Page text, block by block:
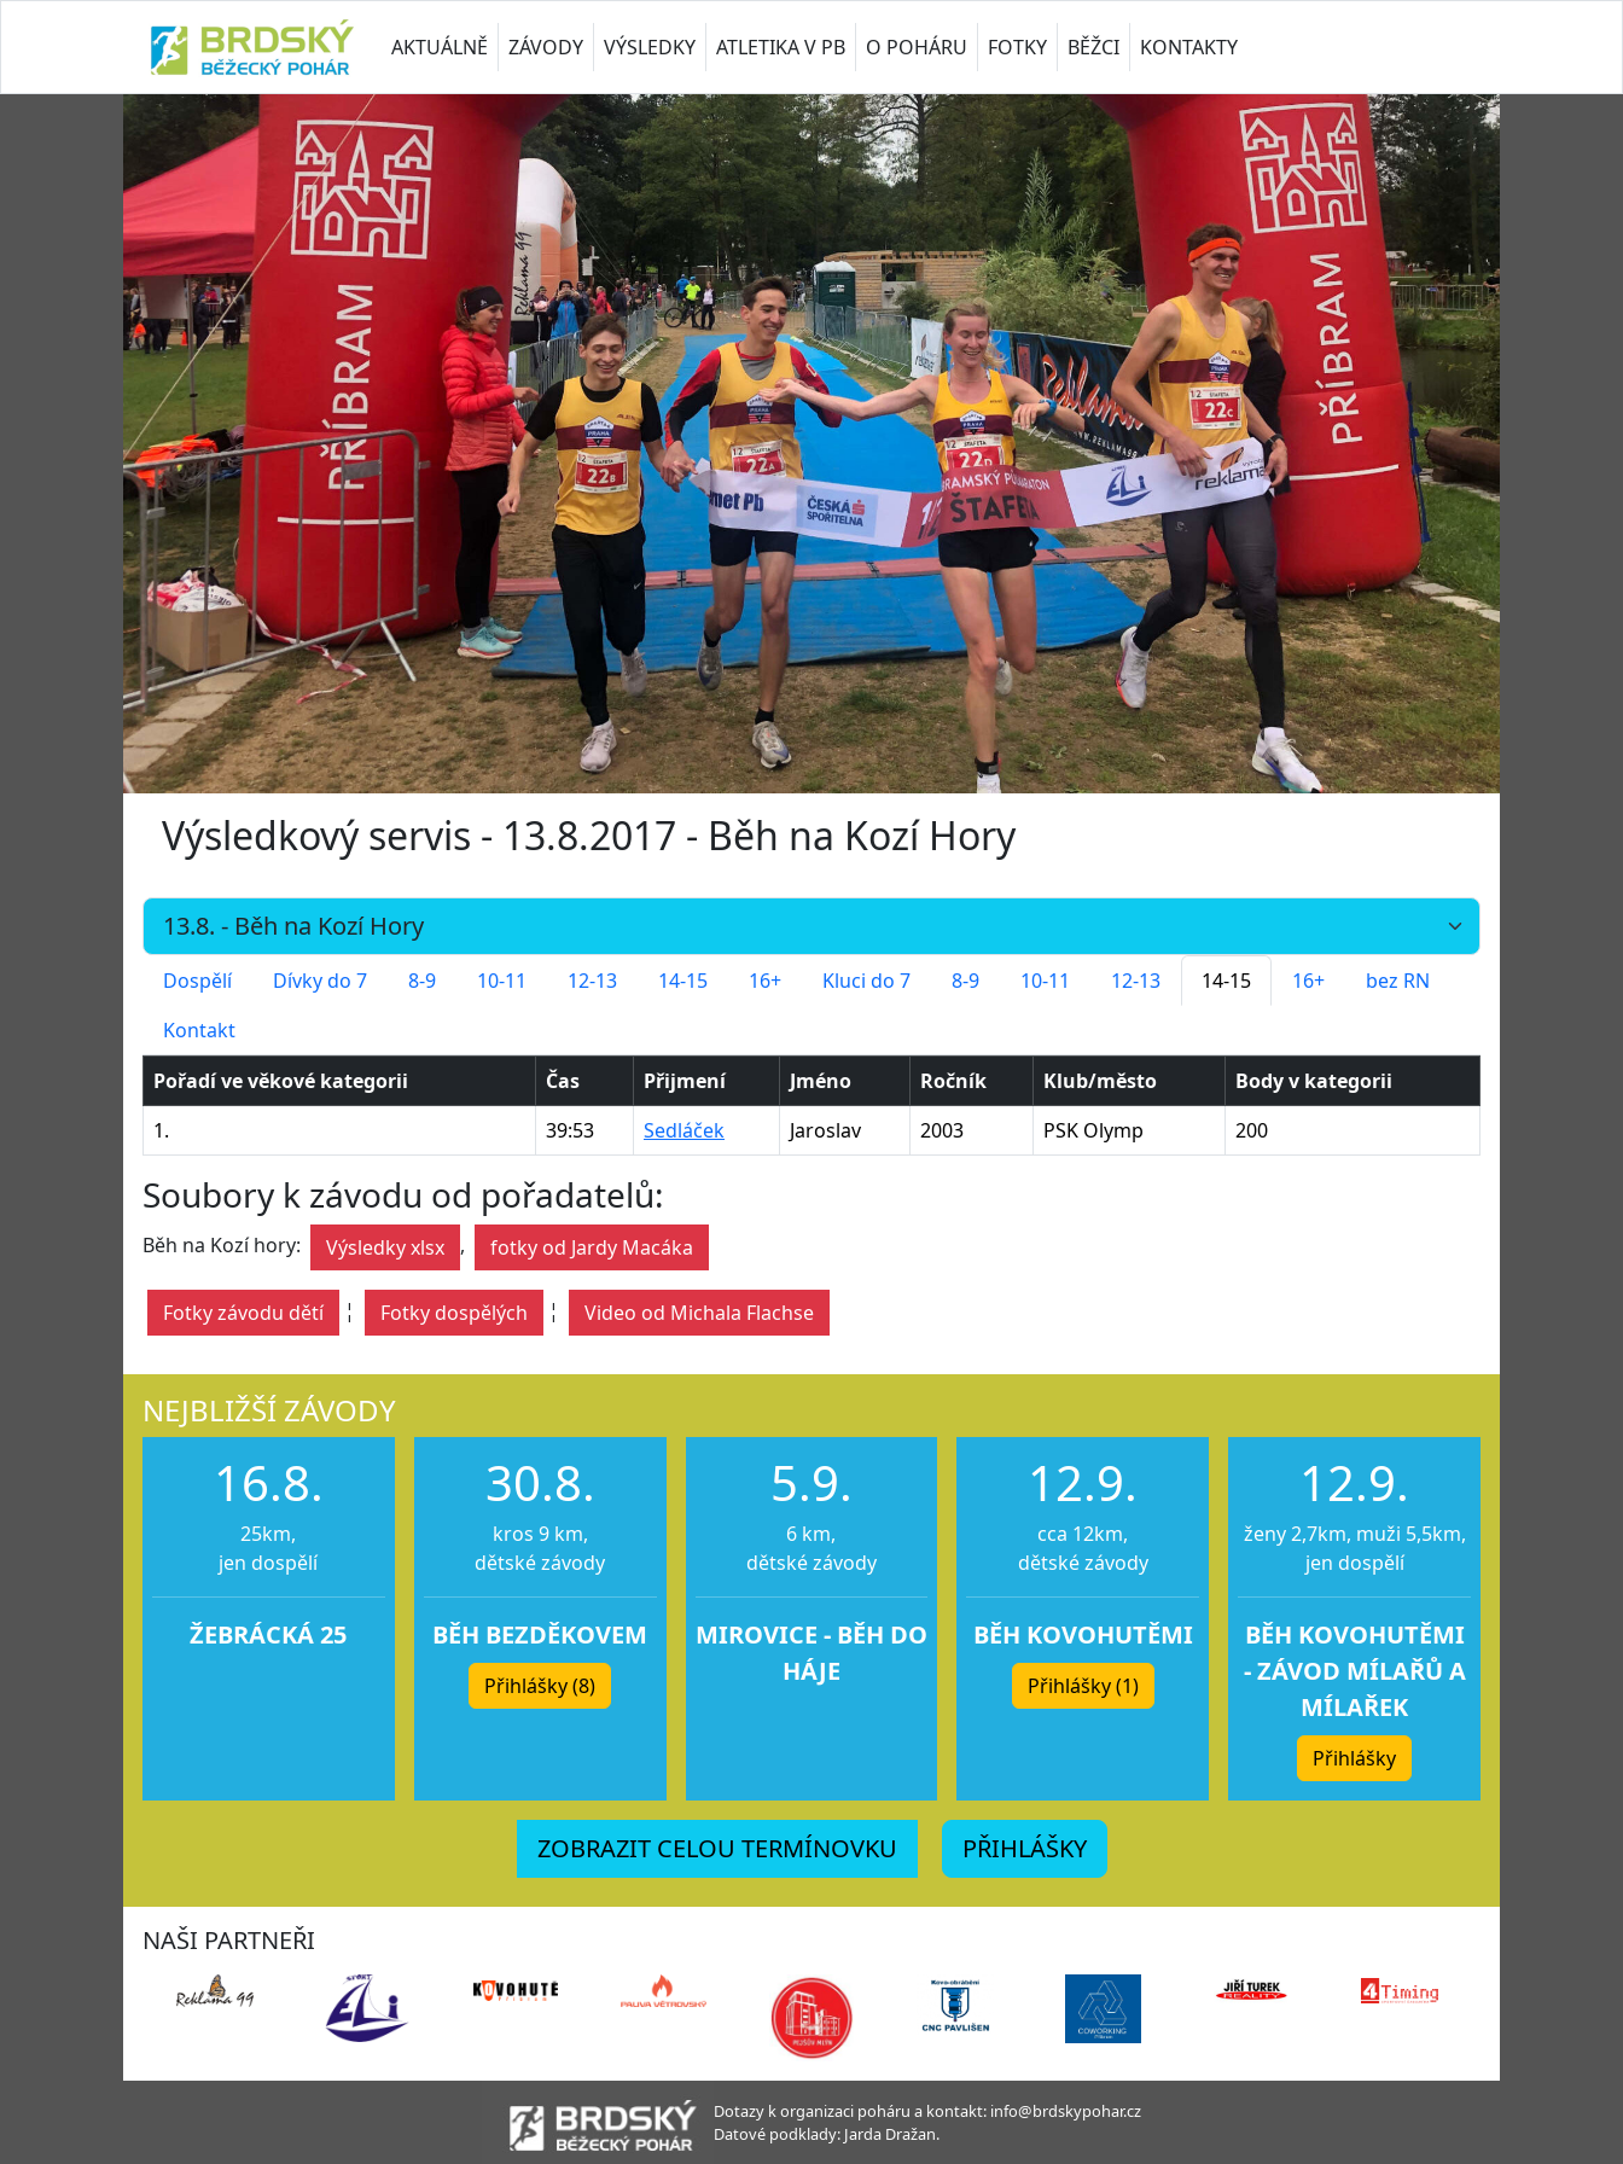
AKTUÁLNĚ ZÁVODY VÝSLEDKY ATLETIKA V PB O POHÁRU FOTKY BĚŽCI KONTAKTY
Výsledkový servis - 13.8.2017 - Běh na Kozí Hory
Dospělí Dívky do 7 8-9 10-11 12-13 14-15 16+ Kluci do 7 8-9 10-11 12-13 14-15 16+
bez RN
Kontakt
Pořadí ve věkové kategorii
Čas Přijmení Jméno Ročník Klub/město
Body v kategorii
1.
39:53 Sedláček Jaroslav 2003 PSK Olymp 200
Soubory k závodu od pořadatelů:
Běh na Kozí hory: Výsledky xlsx , fotky od Jardy Macáka
Fotky závodu dětí ¦ Fotky dospělých ¦ Video od Michala Flachse
NEJBLIŽŠÍ ZÁVODY
16.8.
25km,
jen dospělí
ŽEBRÁCKÁ 25
30.8.
kros 9 km,
dětské závody
BĚH BEZDĚKOVEM
Přihlášky (8)
5.9.
6 km,
dětské závody
MIROVICE - BĚH DO
HÁJE
12.9.
cca 12km,
dětské závody
BĚH KOVOHUTĚMI
Přihlášky (1)
12.9.
ženy 2,7km, muži 5,5km,
jen dospělí
BĚH KOVOHUTĚMI
- ZÁVOD MÍLAŘŮ A
MÍLAŘEK
Přihlášky
ZOBRAZIT CELOU TERMÍNOVKU PŘIHLÁŠKY
NAŠI PARTNEŘI
Dotazy k organizaci poháru a kontakt: info@brdskypohar.cz
Datové podklady: Jarda Dražan.